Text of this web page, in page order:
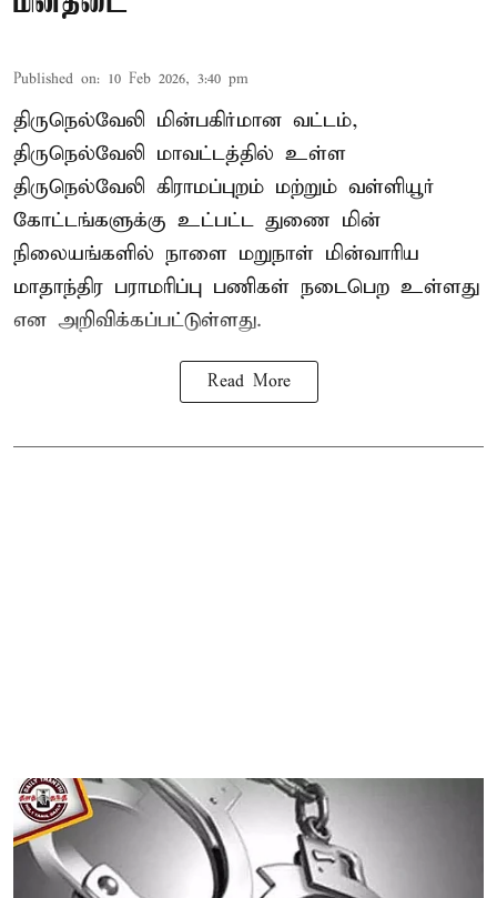
Published on: 10 Feb 2026, 3:40 pm
திருநெல்வேலி மின்பகிர்மான வட்டம்,
திருநெல்வேலி மாவட்டத்தில் உள்ள
திருநெல்வேலி கிராமப்புறம் மற்றும் வள்ளியூர்
கோட்டங்களுக்கு உட்பட்ட துணை மின்
நிலையங்களில் நாளை மறுநாள் மின்வாரிய
மாதாந்திர பராமரிப்பு பணிகள் நடைபெற உள்ளது
என அறிவிக்கப்பட்டுள்ளது.
Read More